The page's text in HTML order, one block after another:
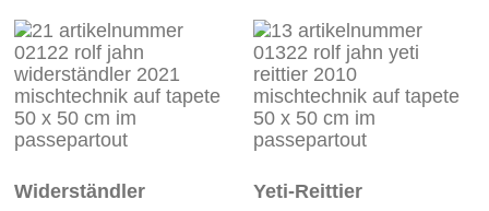
Widerständler
Yeti-Reittier